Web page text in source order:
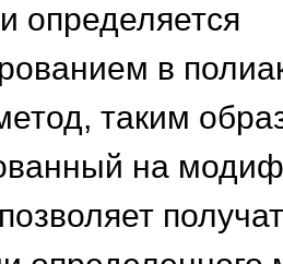
определяется
в
таким
на